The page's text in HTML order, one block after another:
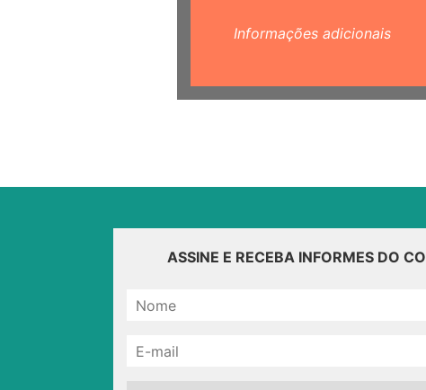
Informações adicionais
ASSINE E RECEBA INFORMES DO